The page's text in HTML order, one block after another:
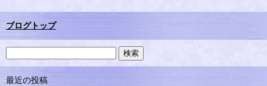
ブログトップ
最近の投稿